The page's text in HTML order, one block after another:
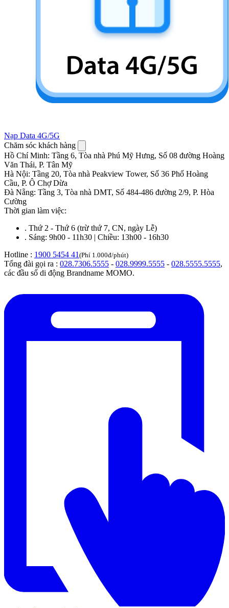
Nạp Data 4G/5G
Chăm sóc khách hàng
Hồ Chí Minh: Tầng 6, Tòa nhà Phú Mỹ Hưng, Số 08 đường Hoàng
Văn Thái, P. Tân Mỹ
Hà Nội: Tầng 20, Tòa nhà Peakview Tower, Số 36 Phố Hoàng
Cầu, P. Ô Chợ Dừa
Đà Nẵng: Tầng 3, Tòa nhà DMT, Số 484-486 đường 2/9, P. Hòa
Cường
Thời gian làm việc:
. Thứ 2 - Thứ 6 (trừ thứ 7, CN, ngày Lễ)
. Sáng: 9h00 - 11h30 | Chiều: 13h00 - 16h30
Hotline : 1900 5454 41 (Phí 1.000đ/phút)
Tổng đài gọi ra : 028.7306.5555 - 028.9999.5555 - 028.5555.5555,
các đầu số di động Brandname MOMO.